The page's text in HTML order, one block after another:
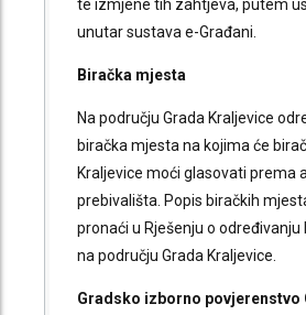
te izmjene tih zahtjeva, putem
unutar sustava e-Građani.
Biračka mjesta
Na području Grada Kraljevice
biračka mjesta na kojima će
Kraljevice moći glasovati prema
prebivališta. Popis biračkih
pronaći u Rješenju o
na području Grada Kraljevice.
Gradsko izborno povjerenstvo